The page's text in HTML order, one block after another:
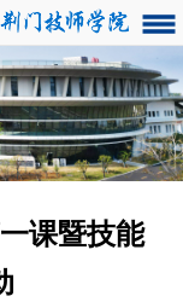
课暨技能